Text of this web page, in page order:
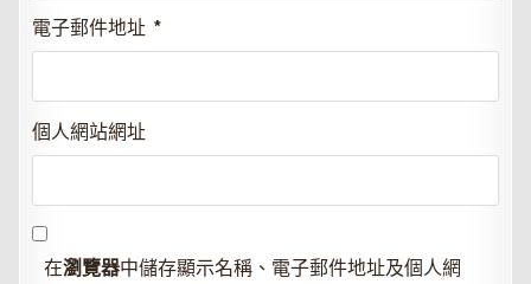
電子郵件地址 *
個人網站網址
在瀏覽器中儲存顯示名稱、電子郵件地址及個人網